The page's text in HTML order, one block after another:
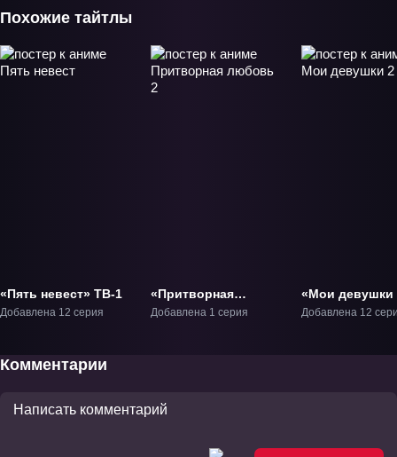
Похожие тайтлы
«Пять невест» ТВ-1
Добавлена 12 серия
«Притворная
любовь 2» ОВА-2
Добавлена 1 серия
«Мои девушки
ТВ-2
Добавлена 12
Комментарии